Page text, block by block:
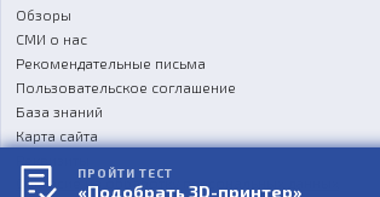
Обзоры
СМИ о нас
Рекомендательные письма
Пользовательское соглашение
База знаний
Карта сайта
Согласие на обработку персональных данных
ПРОЙТИ ТЕСТ
«Подобрать 3D-принтер»